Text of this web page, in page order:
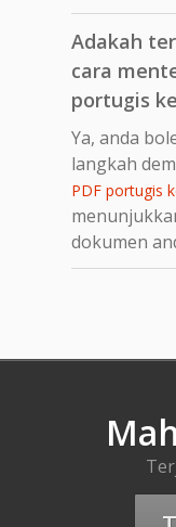
Adakah
cara
portugis
Ya, anda
langkah
PDF portugis
dokumen